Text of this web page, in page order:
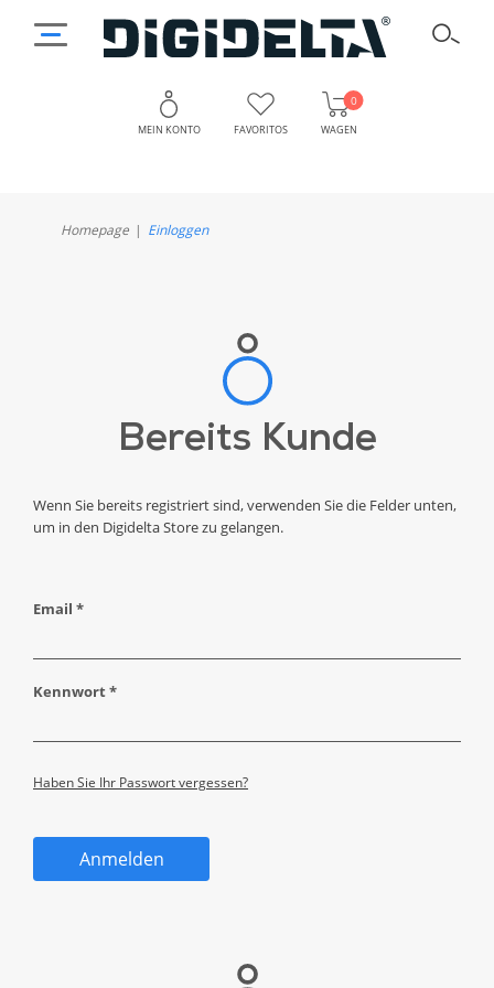
MEIN KONTO FAVORITOS WAGEN
0
Homepage Einloggen
Bereits Kunde
Wenn Sie bereits registriert sind, verwenden Sie die Felder unten,
um in den Digidelta Store zu gelangen.
Email *
Kennwort *
Haben Sie Ihr Passwort vergessen?
Anmelden